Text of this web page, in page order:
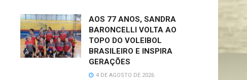
AOS 77 ANOS, SANDRA
BARONCELLI VOLTA AO
TOPO DO VOLEIBOL
BRASILEIRO E INSPIRA
GERAÇÕES
4 DE AGOSTO DE 2026